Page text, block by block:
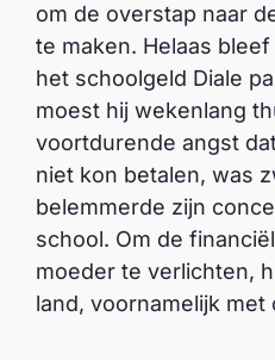
om de overstap naar
te maken. Helaas
het schoolgeld Diale
moest hij wekenlang
voortdurende angst
niet kon betalen, was
belemmerde zijn
school. Om de
moeder te verlichten,
land, voornamelijk